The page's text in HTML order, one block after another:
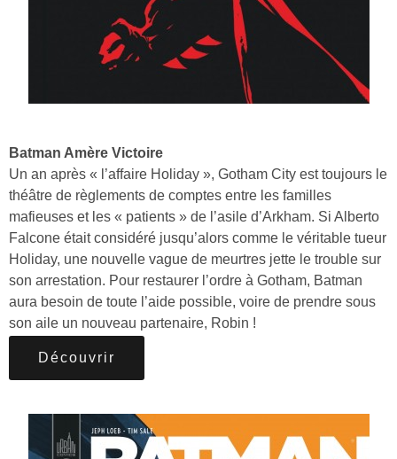
Batman Amère Victoire
Un an après « l’affaire Holiday », Gotham City est toujours le
théâtre de règlements de comptes entre les familles
mafieuses et les « patients » de l’asile d’Arkham. Si Alberto
Falcone était considéré jusqu’alors comme le véritable tueur
Holiday, une nouvelle vague de meurtres jette le trouble sur
son arrestation. Pour restaurer l’ordre à Gotham, Batman
aura besoin de toute l’aide possible, voire de prendre sous
son aile un nouveau partenaire, Robin !
Découvrir